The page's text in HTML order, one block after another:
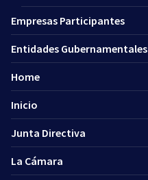
Empresas Participantes
Entidades Gubernamentales
Home
Inicio
Junta Directiva
La Cámara